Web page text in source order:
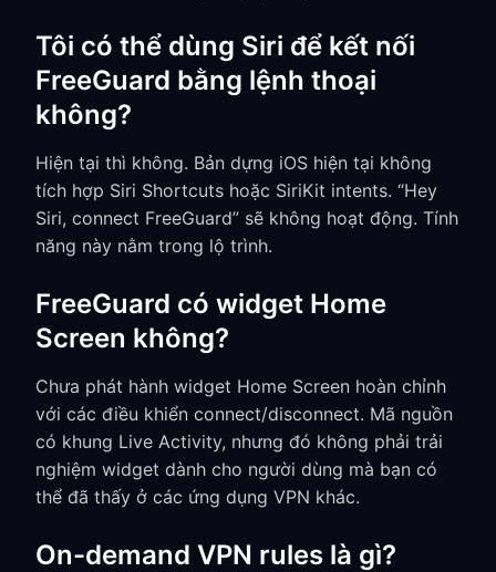
Tôi có thể dùng Siri để kết nối
FreeGuard bằng lệnh thoại
không?
Hiện tại thì không. Bản dựng iOS hiện tại không
tích hợp Siri Shortcuts hoặc SiriKit intents. “Hey
Siri, connect FreeGuard” sẽ không hoạt động. Tính
năng này nằm trong lộ trình.
FreeGuard có widget Home
Screen không?
Chưa phát hành widget Home Screen hoàn chỉnh
với các điều khiển connect/disconnect. Mã nguồn
có khung Live Activity, nhưng đó không phải trải
nghiệm widget dành cho người dùng mà bạn có
thể đã thấy ở các ứng dụng VPN khác.
On-demand VPN rules là gì?